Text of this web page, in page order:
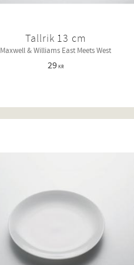
Tallrik 13 cm
Maxwell & Williams East Meets West
29KR